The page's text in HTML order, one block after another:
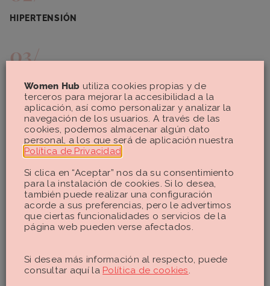
HIPERTENSIÓN
APNEA DEL SUEÑO
PROBLEMAS CARDÍACOS
PROBLEMAS CIRCULATORIOS
ABORTO ESPONTÁNEO
Women Hub utiliza cookies propias y de
terceros para mejorar la accesibilidad a la
aplicación, así como personalizar y analizar la
navegación de los usuarios. A través de las
cookies, podemos almacenar algún dato
personal, a los que será de aplicación nuestra
Política de Privacidad
Si clica en “Aceptar” nos da su consentimiento
para la instalación de cookies. Si lo desea,
también puede realizar una configuración
acorde a sus preferencias, pero le advertimos
que ciertas funcionalidades o servicios de la
página web pueden verse afectados.
Si desea más información al respecto, puede
consultar aquí la Política de cookies.